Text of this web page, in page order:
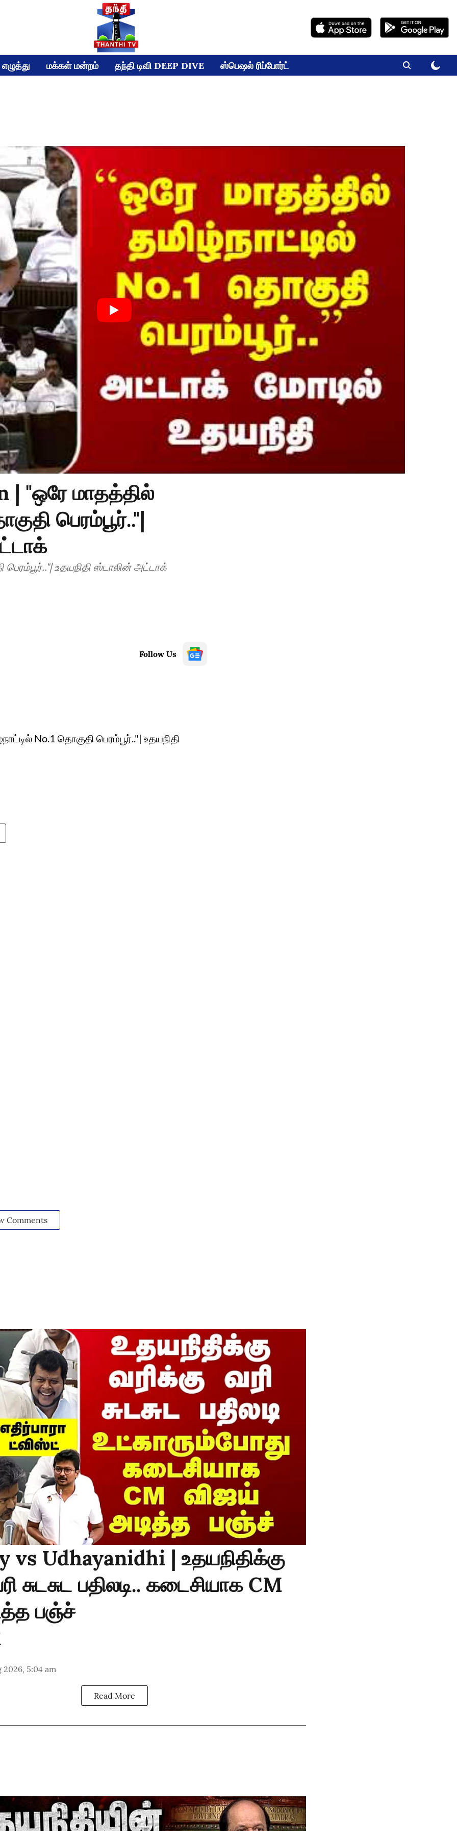
மக்கள் மன்றம் தந்தி டிவி DEEP DIVE ஸ்பெஷல் ரிப்போர்ட்
| "ஒரே மாதத்தில்
பெரம்பூர்.."|
பெரம்பூர்.."| உதயநிதி ஸ்டாலின் அட்டாக்
Follow Us
No.1 தொகுதி பெரம்பூர்.."| உதயநிதி
Comments
vs Udhayanidhi | உதயநிதிக்கு
சுடசுட பதிலடி.. கடைசியாக CM
பஞ்ச்
2026, 5:04 am
Read More